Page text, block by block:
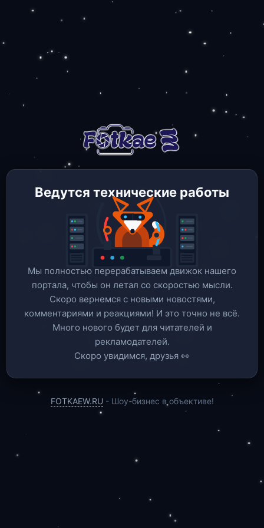
Ведутся технические работы
Мы полностью перерабатываем движок нашего
портала, чтобы он летал со скоростью мысли.
Скоро вернемся c новыми новостями,
комментариями и реакциями! И это точно не всё.
Много нового будет для читателей и
рекламодателей.
Скоро увидимся, друзья 👀
FOTKAEW.RU - Шоу-бизнес в объективе!